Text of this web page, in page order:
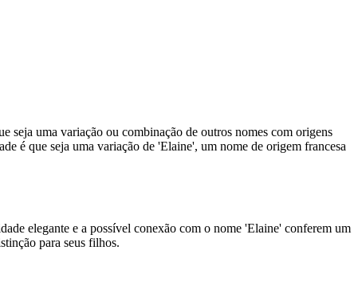
seja uma variação ou combinação de outros nomes com origens
é que seja uma variação de 'Elaine', um nome de origem francesa
elegante e a possível conexão com o nome 'Elaine' conferem um
para seus filhos.